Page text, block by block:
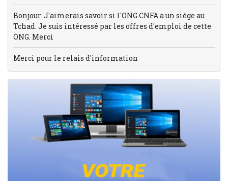
Bonjour. J'aimerais savoir si l'ONG CNFA a un siège au
Tchad. Je suis intéressé par les offres d'emploi de cette
ONG. Merci
Merci pour le relais d'information